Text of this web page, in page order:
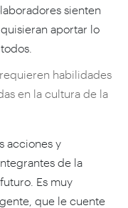
sienten
aportar lo
habilidades
en la cultura de la
acciones y
de la
Es muy
que le cuente